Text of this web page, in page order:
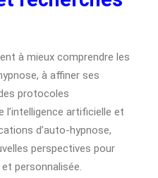
à mieux comprendre les
à affiner ses
protocoles
l’intelligence artificielle et
d’auto-hypnose,
perspectives pour
personnalisée.